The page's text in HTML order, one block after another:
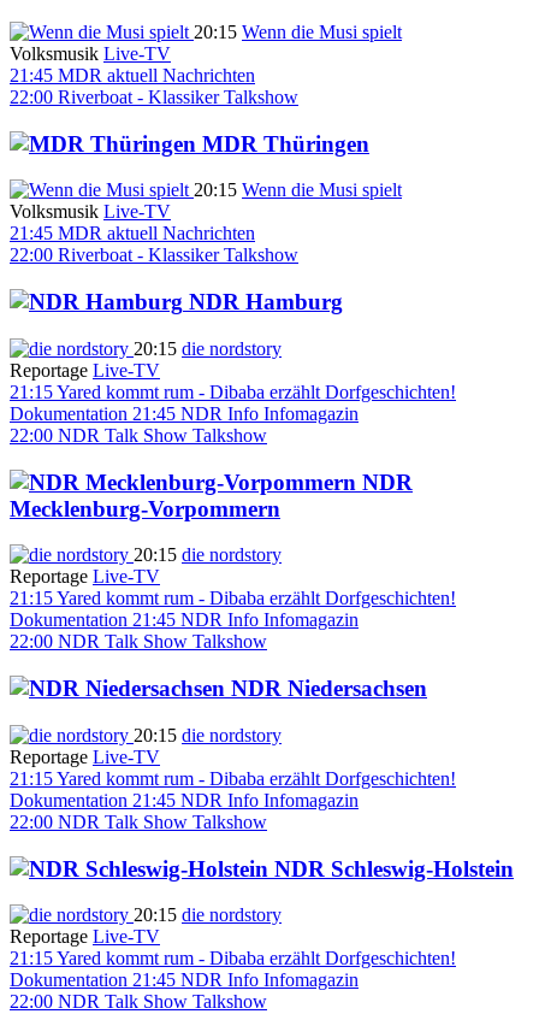
20:15 Wenn die Musi spielt
Volksmusik Live-TV
21:45 MDR aktuell Nachrichten
22:00 Riverboat - Klassiker Talkshow
MDR Thüringen
20:15 Wenn die Musi spielt
Volksmusik Live-TV
21:45 MDR aktuell Nachrichten
22:00 Riverboat - Klassiker Talkshow
NDR Hamburg
20:15 die nordstory
Reportage Live-TV
21:15Yared kommt rum - Dibaba erzählt Dorfgeschichten!
Dokumentation 21:45 NDR Info Infomagazin
22:00 NDR Talk Show Talkshow
NDR
Mecklenburg-Vorpommern
20:15 die nordstory
Reportage Live-TV
21:15Yared kommt rum - Dibaba erzählt Dorfgeschichten!
Dokumentation 21:45 NDR Info Infomagazin
22:00 NDR Talk Show Talkshow
NDR Niedersachsen
20:15 die nordstory
Reportage Live-TV
21:15Yared kommt rum - Dibaba erzählt Dorfgeschichten!
Dokumentation 21:45 NDR Info Infomagazin
22:00 NDR Talk Show Talkshow
NDR Schleswig-Holstein
20:15 die nordstory
Reportage Live-TV
21:15Yared kommt rum - Dibaba erzählt Dorfgeschichten!
Dokumentation 21:45 NDR Info Infomagazin
22:00 NDR Talk Show Talkshow